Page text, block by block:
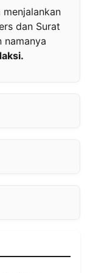
dan Surat
namanya